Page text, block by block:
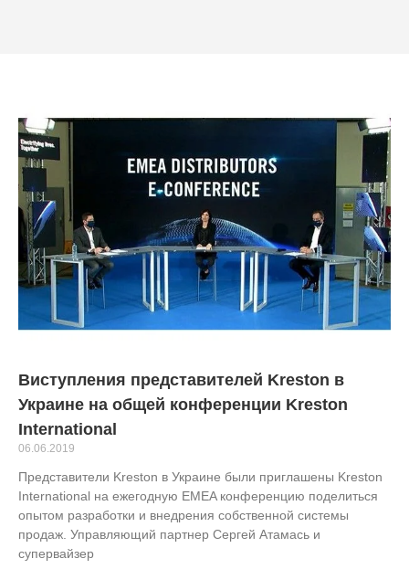
Виступления представителей Kreston в
Украине на общей конференции Kreston
International
06.06.2019
Представители Kreston в Украине были приглашены Kreston
International на ежегодную EMEA конференцию поделиться
опытом разработки и внедрения собственной системы
продаж. Управляющий партнер Сергей Атамась и
супервайзер